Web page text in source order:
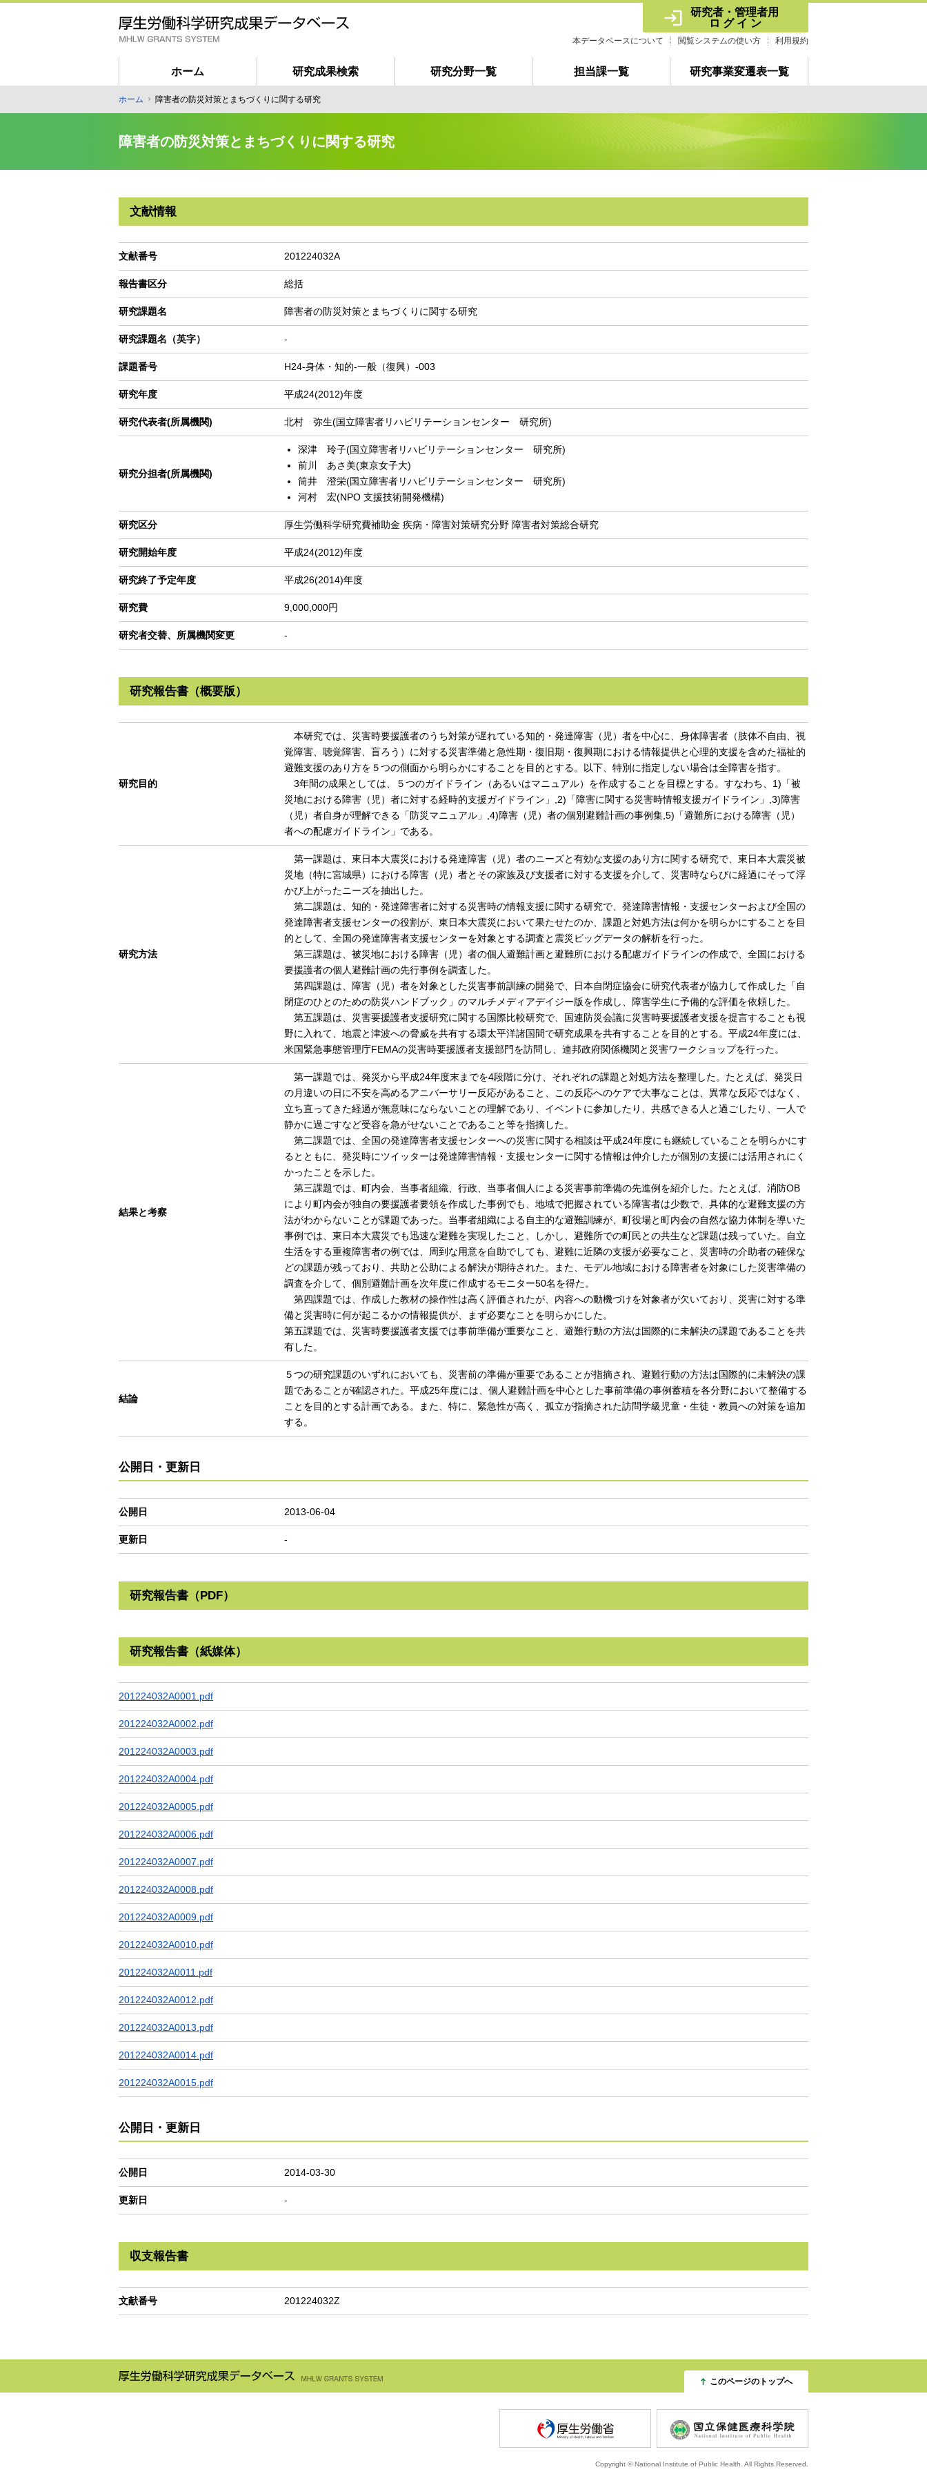
テ
名
ザ
ホーム 研究成果検索 研究分野一覧 担当課一覧 研究事業変遷表一覧
は
て
本データベースについて 閲覧システムの使い方 利用規約
研究者・管理者用
ロ グ イ ン
ホーム 障害者の防災対策とまちづくりに関する研究
障害者の防災対策とまちづくりに関する研究
文献情報
文献番号 201224032A
報告書区分 総括
研究課題名 障害者の防災対策とまちづくりに関する研究
研究課題名（英字） -
課題番号 H24-身体・知的-一般（復興）-003
研究年度 平成24(2012)年度
研究代表者(所属機関) 北村 弥生(国立障害者リハビリテーションセンター 研究所)
研究分担者(所属機関)
深津 玲子(国立障害者リハビリテーションセンター 研究所)
前川 あさ美(東京女子大)
筒井 澄栄(国立障害者リハビリテーションセンター 研究所)
河村 宏(NPO 支援技術開発機構)
研究区分 厚生労働科学研究費補助金 疾病・障害対策研究分野 障害者対策総合研究
研究開始年度 平成24(2012)年度
研究終了予定年度 平成26(2014)年度
研究費 9,000,000円
研究者交替、所属機関変更 -
研究報告書（概要版）
研究目的
本研究では、災害時要援護者のうち対策が遅れている知的・発達障害（児）者を中心に、身体障害者（肢体不自由、視
覚障害、聴覚障害、盲ろう）に対する災害準備と急性期・復旧期・復興期における情報提供と心理的支援を含めた福祉的
避難支援のあり方を５つの側面から明らかにすることを目的とする。以下、特別に指定しない場合は全障害を指す。
3年間の成果としては、５つのガイドライン（あるいはマニュアル）を作成することを目標とする。すなわち、1)「被
災地における障害（児）者に対する経時的支援ガイドライン」,2)「障害に関する災害時情報支援ガイドライン」,3)障害
（児）者自身が理解できる「防災マニュアル」,4)障害（児）者の個別避難計画の事例集,5)「避難所における障害（児）
者への配慮ガイドライン」である。
研究方法
第一課題は、東日本大震災における発達障害（児）者のニーズと有効な支援のあり方に関する研究で、東日本大震災被
災地（特に宮城県）における障害（児）者とその家族及び支援者に対する支援を介して、災害時ならびに経過にそって浮
かび上がったニーズを抽出した。
第二課題は、知的・発達障害者に対する災害時の情報支援に関する研究で、発達障害情報・支援センターおよび全国の
発達障害者支援センターの役割が、東日本大震災において果たせたのか、課題と対処方法は何かを明らかにすることを目
的として、全国の発達障害者支援センターを対象とする調査と震災ビッグデータの解析を行った。
第三課題は、被災地における障害（児）者の個人避難計画と避難所における配慮ガイドラインの作成で、全国における
要援護者の個人避難計画の先行事例を調査した。
第四課題は、障害（児）者を対象とした災害事前訓練の開発で、日本自閉症協会に研究代表者が協力して作成した「自
閉症のひとのための防災ハンドブック」のマルチメディアデイジー版を作成し、障害学生に予備的な評価を依頼した。
第五課題は、災害要援護者支援研究に関する国際比較研究で、国連防災会議に災害時要援護者支援を提言することも視
野に入れて、地震と津波への脅威を共有する環太平洋諸国間で研究成果を共有することを目的とする。平成24年度には、
米国緊急事態管理庁FEMAの災害時要援護者支援部門を訪問し、連邦政府関係機関と災害ワークショップを行った。
結果と考察
第一課題では、発災から平成24年度末までを4段階に分け、それぞれの課題と対処方法を整理した。たとえば、発災日
の月違いの日に不安を高めるアニバーサリー反応があること、この反応へのケアで大事なことは、異常な反応ではなく、
立ち直ってきた経過が無意味にならないことの理解であり、イベントに参加したり、共感できる人と過ごしたり、一人で
静かに過ごすなど受容を急がせないことであること等を指摘した。
第二課題では、全国の発達障害者支援センターへの災害に関する相談は平成24年度にも継続していることを明らかにす
るとともに、発災時にツイッターは発達障害情報・支援センターに関する情報は仲介したが個別の支援には活用されにく
かったことを示した。
第三課題では、町内会、当事者組織、行政、当事者個人による災害事前準備の先進例を紹介した。たとえば、消防OB
により町内会が独自の要援護者要領を作成した事例でも、地域で把握されている障害者は少数で、具体的な避難支援の方
法がわからないことが課題であった。当事者組織による自主的な避難訓練が、町役場と町内会の自然な協力体制を導いた
事例では、東日本大震災でも迅速な避難を実現したこと、しかし、避難所での町民との共生など課題は残っていた。自立
生活をする重複障害者の例では、周到な用意を自助でしても、避難に近隣の支援が必要なこと、災害時の介助者の確保な
どの課題が残っており、共助と公助による解決が期待された。また、モデル地域における障害者を対象にした災害準備の
調査を介して、個別避難計画を次年度に作成するモニター50名を得た。
第四課題では、作成した教材の操作性は高く評価されたが、内容への動機づけを対象者が欠いており、災害に対する準
備と災害時に何が起こるかの情報提供が、まず必要なことを明らかにした。
第五課題では、災害時要援護者支援では事前準備が重要なこと、避難行動の方法は国際的に未解決の課題であることを共
有した。
結論
５つの研究課題のいずれにおいても、災害前の準備が重要であることが指摘され、避難行動の方法は国際的に未解決の課
題であることが確認された。平成25年度には、個人避難計画を中心とした事前準備の事例蓄積を各分野において整備する
ことを目的とする計画である。また、特に、緊急性が高く、孤立が指摘された訪問学級児童・生徒・教員への対策を追加
する。
公開日・更新日
公開日 2013-06-04
更新日 -
研究報告書（PDF）
研究報告書（紙媒体）
201224032A0001.pdf
201224032A0002.pdf
201224032A0003.pdf
201224032A0004.pdf
201224032A0005.pdf
201224032A0006.pdf
201224032A0007.pdf
201224032A0008.pdf
201224032A0009.pdf
201224032A0010.pdf
201224032A0011.pdf
201224032A0012.pdf
201224032A0013.pdf
201224032A0014.pdf
201224032A0015.pdf
公開日・更新日
公開日 2014-03-30
更新日 -
収支報告書
文献番号 201224032Z
このページのトップへ
Copyright ©︎ National Institute of Public Health. All Rights Reserved.